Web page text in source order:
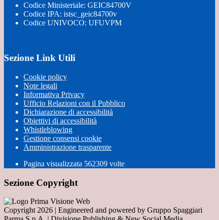
Codice Ministeriale: GEIC84700V
Codice IPA: istsc_geic84700v
Codice UNIVOCO: UFUVPM
Sezione Link Utili
Cookie policy
Note legali
Informativa Privacy
Ufficio Relazioni con il Pubblico
Dichiarazione di accessibilità
Obiettivi di accessibilità
Whistleblowing
Gestione consensi cookie
Amministrazione trasparente
Pagina visualizzata 562309 volte
Sezione Copyright
Copyright 2026 | Engineered and powered by Gruppo Spaggiari